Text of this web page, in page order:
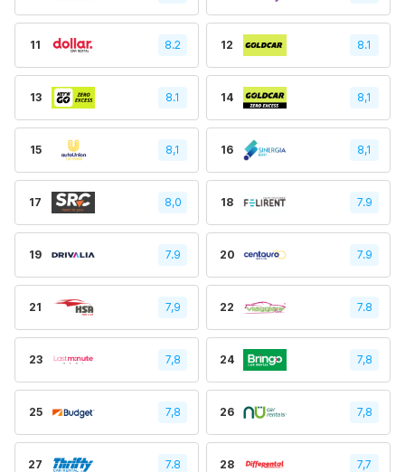
11 8.2 12 8.1
13 8.1 14 8,1
15 8,1 16 8,1
17 8,0 18 7.9
19 7.9 20 7.9
21 7,9 22 7.8
23 7,8 24 7,8
25 7,8 26 7,8
27 7.8 28 7,7